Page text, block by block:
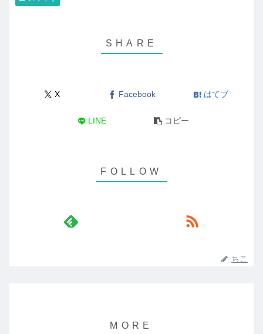
X Facebook はてブ
LINE コピー
ちこ